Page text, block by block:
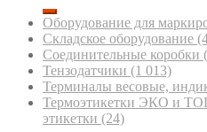
Оборудование для
Складское оборудование
Соединительные коробки
Тензодатчики (1 013)
Терминалы весовые,
Термоэтикетки ЭКО и
этикетки (24)